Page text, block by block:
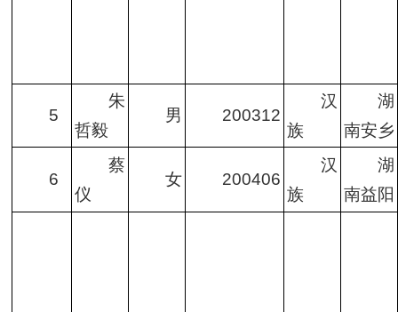
5
朱
哲毅
男 200312
汉
族
湖
南安乡
6
蔡
仪
女 200406
汉
族
湖
南益阳